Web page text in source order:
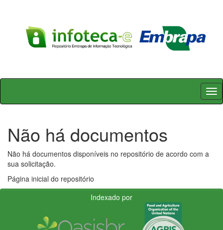
Skip
Não há documentos
Não há documentos disponíveis no repositório de acordo com a
sua solicitação.
Página inicial do repositório
Indexado por